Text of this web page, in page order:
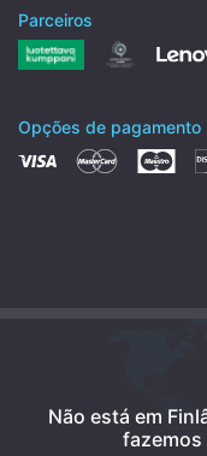
Parceiros
Opções de pagamento
Não está em
fazemos